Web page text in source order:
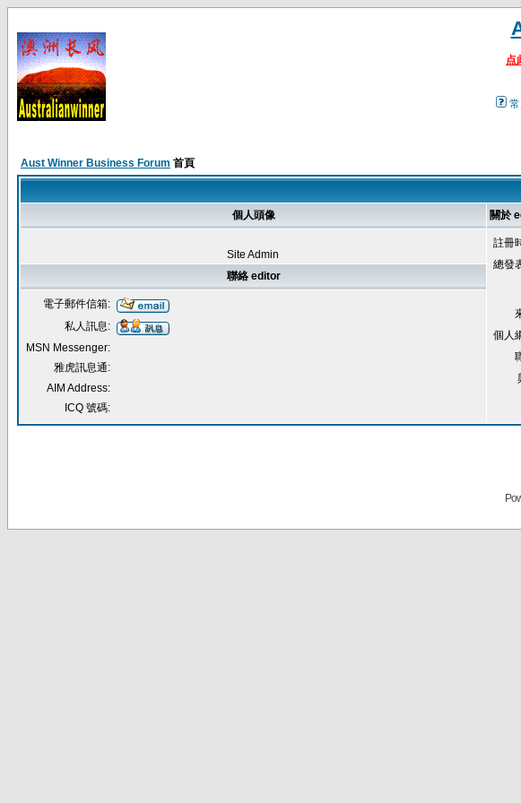
点
Aust Winner Business Forum 首頁
個人頭像
關於
Site Admin
註冊
總發
個人
聯絡 editor
電子郵件信箱:
私人訊息:
MSN Messenger:
雅虎訊息通:
AIM Address:
ICQ 號碼: